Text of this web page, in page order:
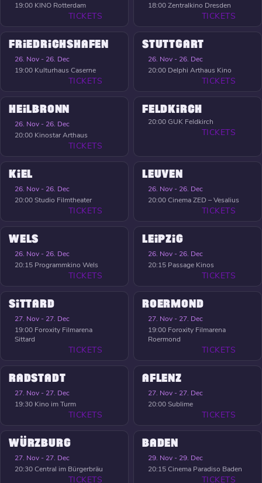
19:00 KINO Rotterdam
TICKETS
18:00Zentralkino Dresden
TICKETS
FRIEDRICHSHAFEN
26. Nov - 26. Dec
19:00 Kulturhaus Caserne
TICKETS
STUTTGART
26. Nov - 26. Dec
20:00 Delphi Arthaus Kino
TICKETS
HEILBRONN
26. Nov - 26. Dec
20:00 Kinostar Arthaus
TICKETS
FELDKIRCH
20:00GUK Feldkirch
TICKETS
KIEL
26. Nov - 26. Dec
20:00Studio Filmtheater
TICKETS
LEUVEN
26. Nov - 26. Dec
20:00Cinema ZED – Vesalius
TICKETS
WELS
26. Nov - 26. Dec
20:15 Programmkino Wels
TICKETS
LEIPZIG
26. Nov - 26. Dec
20:15 Passage Kinos
TICKETS
SITTARD
27. Nov - 27. Dec
19:00 Foroxity Filmarena
Sittard
TICKETS
ROERMOND
27. Nov - 27. Dec
19:00 Foroxity Filmarena
Roermond
TICKETS
RADSTADT
27. Nov - 27. Dec
19:30 Kino im Turm
TICKETS
AFLENZ
27. Nov - 27. Dec
20:00Sublime
TICKETS
WÜRZBURG
27. Nov - 27. Dec
20:30Central im Bürgerbräu
TICKETS
BADEN
29. Nov - 29. Dec
20:15Cinema Paradiso Baden
TICKETS